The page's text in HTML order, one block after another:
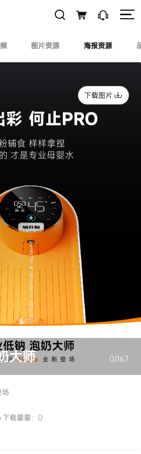
图片资源 海报资源
下载图片
大师 0/167
下载量量：0